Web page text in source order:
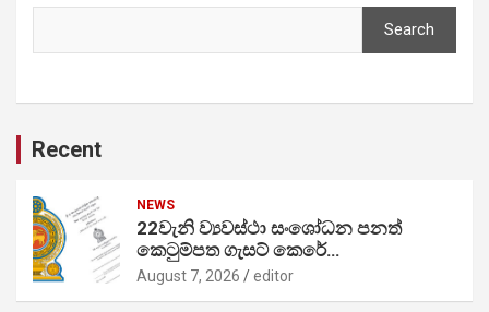
Search
Recent
NEWS
22වැනි ව්‍යවස්ථා සංශෝධන පනත්
කෙටුම්පත ගැසට් කෙරේ…
August 7, 2026 editor